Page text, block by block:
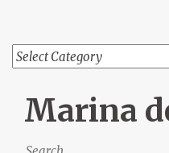
Marina